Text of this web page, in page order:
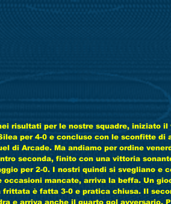
risultati per le nostre squadre, iniziato
per 4-0 e concluso con le sconfitte di
di Arcade. Ma andiamo per ordine
seconda, finito con una vittoria
per 2-0. I nostri quindi si svegliano e
occasioni mancate, arriva la beffa. Un
è fatta 3-0 e pratica chiusa. Il
e arriva anche il quarto gol avversario.